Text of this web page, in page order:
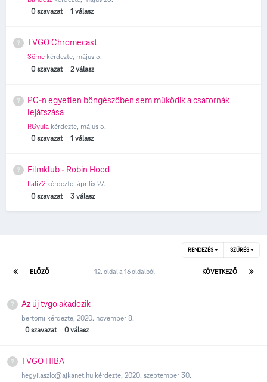
0 szavazat 1 válasz
TVGO Chromecast
Söme kérdezte, május 5.
0 szavazat 2 válasz
PC-n egyetlen böngészőben sem működik a csatornák
lejátszása
RGyula kérdezte, május 5.
0 szavazat 1 válasz
Filmklub - Robin Hood
Lali72 kérdezte, április 27.
0 szavazat 3 válasz
RENDEZÉS SZŰRÉS
ELŐZŐ KÖVETKEZŐ
12. oldal a 16 oldalból
Az új tvgo akadozik
bertomi kérdezte, 2020. november 8.
0 szavazat 0 válasz
TVGO HIBA
hegyilaszlo@ajkanet.hu kérdezte, 2020. szeptember 30.